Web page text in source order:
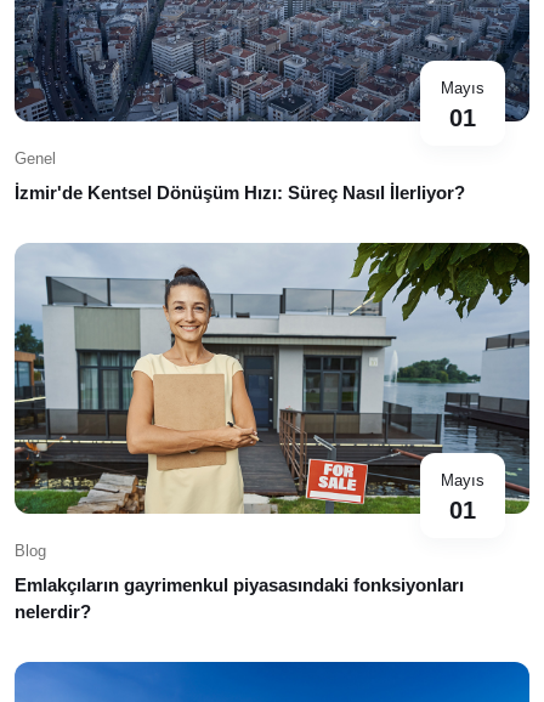
Mayıs
01
Genel
İzmir'de Kentsel Dönüşüm Hızı: Süreç Nasıl İlerliyor?
Mayıs
01
Blog
Emlakçıların gayrimenkul piyasasındaki fonksiyonları
nelerdir?